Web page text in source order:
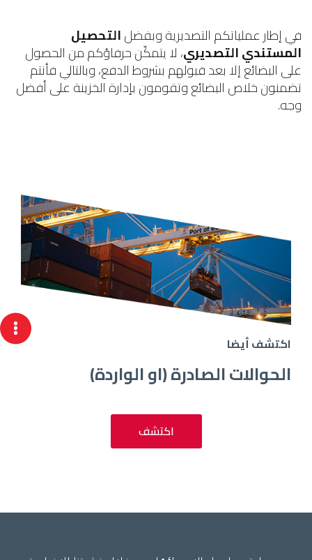
في إطار عملياتكم التصديرية وبفضلالتحصيل
المستندي التصديري، لا يتمكّن حرفاؤكم من الحصول
على البضائع إلا بعد قبولهم بشروط الدفع، وبالتالي فأنتم
تضمنون خلاص البضائع وتقومون بإدارة الخزينة على أفضل
وجه.
اكتشف أيضا
الحوالات الصادرة (او الواردة)
اكتشف